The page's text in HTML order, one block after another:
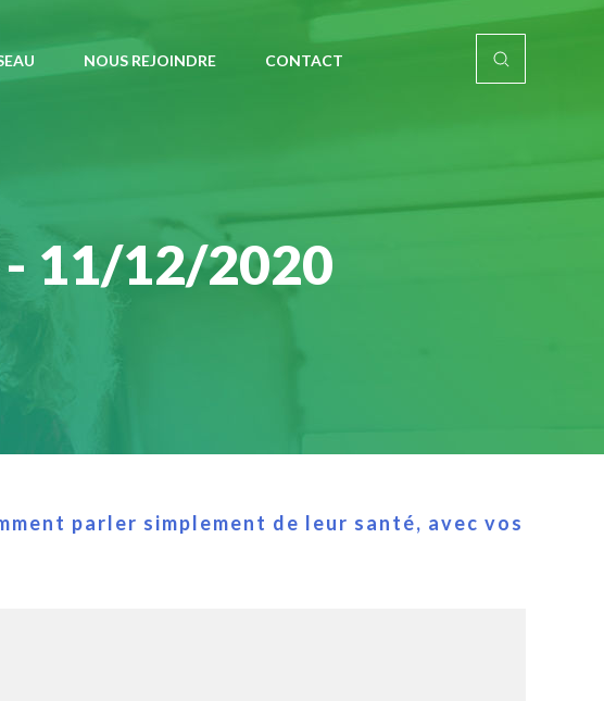
NOUS REJOINDRE CONTACT
- 11/12/2020
parler simplement de leur santé, avec vos